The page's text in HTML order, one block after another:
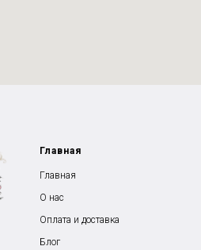
Главная
Главная
О нас
Оплата и доставка
Блог